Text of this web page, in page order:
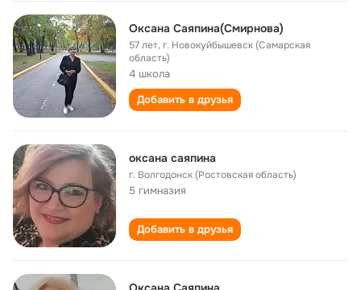
Оксана Саяпина(Смирнова)
57 лет,г. Новокуйбышевск (Самарская
область)
4 школа
Добавить в друзья
оксана саяпина
г. Волгодонск (Ростовская область)
5 гимназия
Добавить в друзья